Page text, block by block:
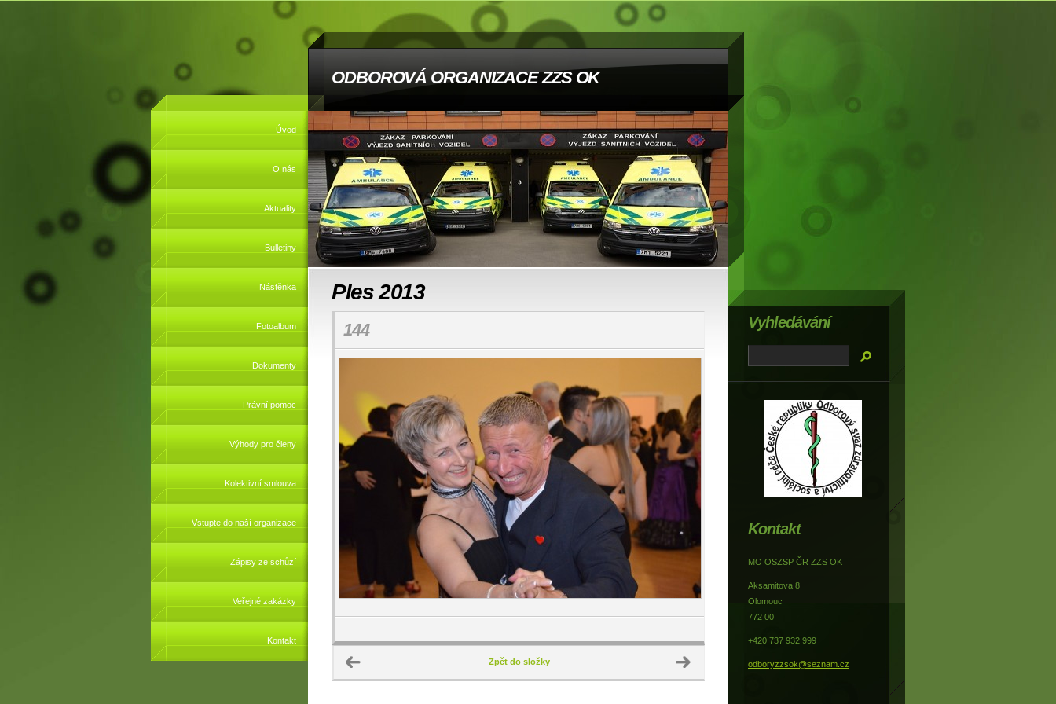
ODBOROVÁ ORGANIZACE ZZS OK
Úvod
O nás
Aktuality
Bulletiny
Nástěnka
Fotoalbum
Dokumenty
Právní pomoc
Výhody pro členy
Kolektivní smlouva
Vstupte do naší organizace
Zápisy ze schůzí
Veřejné zakázky
Kontakt
Ples 2013
144
Zpět do složky
Kontakt
MO OSZSP ČR ZZS OK
Aksamitova 8
Olomouc
772 00
+420 737 932 999
odboryzzsok@seznam.cz
Vyhledávání